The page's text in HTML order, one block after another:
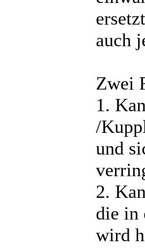
auch
Zwei
1.
/
und
2.
die in
wird